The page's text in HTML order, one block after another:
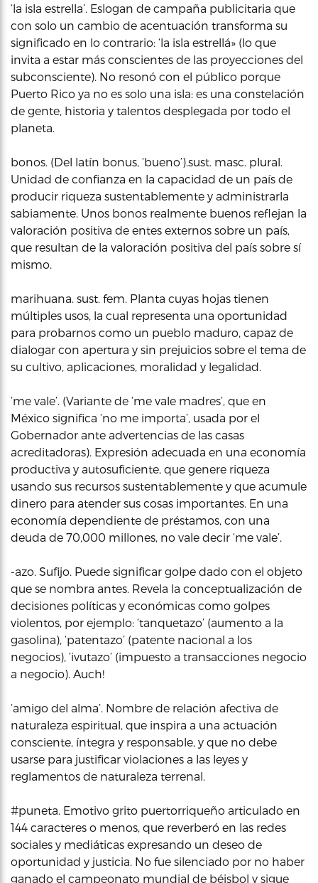
‘la isla estrella’. Eslogan de campaña publicitaria que
con solo un cambio de acentuación transforma su
significado en lo contrario: ‘la isla estrellá» (lo que
invita a estar más conscientes de las proyecciones del
subconsciente). No resonó con el público porque
Puerto Rico ya no es solo una isla: es una constelación
de gente, historia y talentos desplegada por todo el
planeta.
bonos. (Del latín bonus, ‘bueno’).sust. masc. plural.
Unidad de confianza en la capacidad de un país de
producir riqueza sustentablemente y administrarla
sabiamente. Unos bonos realmente buenos reflejan la
valoración positiva de entes externos sobre un país,
que resultan de la valoración positiva del país sobre sí
mismo.
marihuana. sust. fem. Planta cuyas hojas tienen
múltiples usos, la cual representa una oportunidad
para probarnos como un pueblo maduro, capaz de
dialogar con apertura y sin prejuicios sobre el tema de
su cultivo, aplicaciones, moralidad y legalidad.
‘me vale’. (Variante de ‘me vale madres’, que en
México significa ‘no me importa’, usada por el
Gobernador ante advertencias de las casas
acreditadoras). Expresión adecuada en una economía
productiva y autosuficiente, que genere riqueza
usando sus recursos sustentablemente y que acumule
dinero para atender sus cosas importantes. En una
economía dependiente de préstamos, con una
deuda de 70,000 millones, no vale decir ‘me vale’.
-azo. Sufijo. Puede significar golpe dado con el objeto
que se nombra antes. Revela la conceptualización de
decisiones políticas y económicas como golpes
violentos, por ejemplo: ‘tanquetazo’ (aumento a la
gasolina), ‘patentazo’ (patente nacional a los
negocios), ‘ivutazo’ (impuesto a transacciones negocio
a negocio). Auch!
‘amigo del alma’. Nombre de relación afectiva de
naturaleza espiritual, que inspira a una actuación
consciente, íntegra y responsable, y que no debe
usarse para justificar violaciones a las leyes y
reglamentos de naturaleza terrenal.
#puneta. Emotivo grito puertorriqueño articulado en
144 caracteres o menos, que reverberó en las redes
sociales y mediáticas expresando un deseo de
oportunidad y justicia. No fue silenciado por no haber
ganado el campeonato mundial de béisbol y sigue